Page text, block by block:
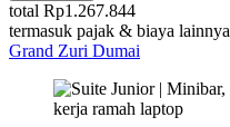
total Rp1.267.844
termasuk pajak & biaya lainnya
Grand Zuri Dumai